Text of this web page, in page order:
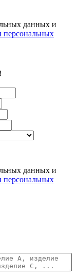
данных и
персональных
данных и
персональных